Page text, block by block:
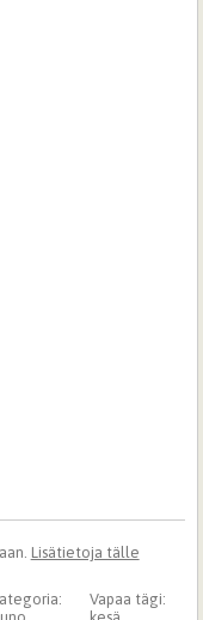
Lisätietoja tälle
Vapaa tägi: